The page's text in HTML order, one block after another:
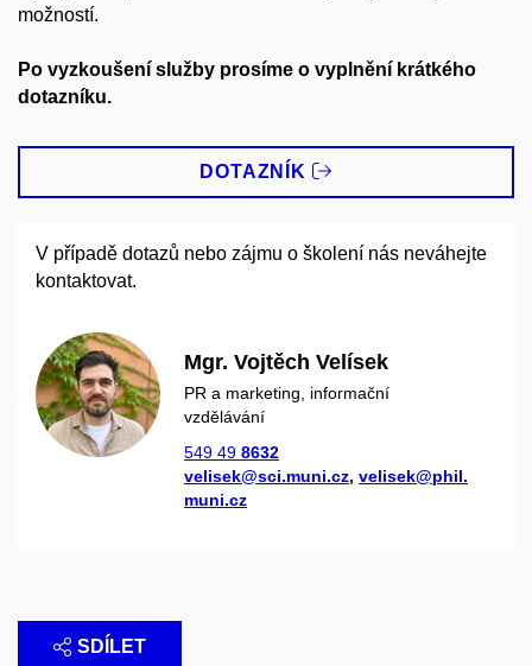
možností.
Po vyzkoušení služby prosíme o vyplnění krátkého
dotazníku.
DOTAZNÍK
V případě dotazů nebo zájmu o školení nás neváhejte
kontaktovat.
Mgr. Vojtěch Velísek
PR a marketing, informační
vzdělávání
549 49 8632
velisek@sci.muni.cz, velisek@phil.
muni.cz
SDÍLET